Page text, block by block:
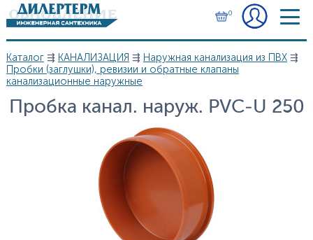
Перейти к основному содержанию
0
Вы здесь
Каталог⇶ КАНАЛИЗАЦИЯ ⇶ Наружная канализация из ПВХ⇶
Пробки (заглушки), ревизии и обратные клапаны
канализационные наружные
Пробка канал. наруж. PVC-U 250